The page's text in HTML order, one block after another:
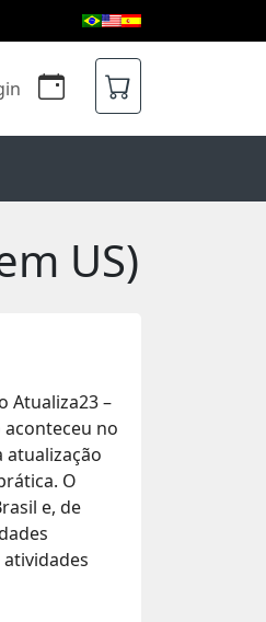
US)
Atualiza23 –
aconteceu no
O
e, de